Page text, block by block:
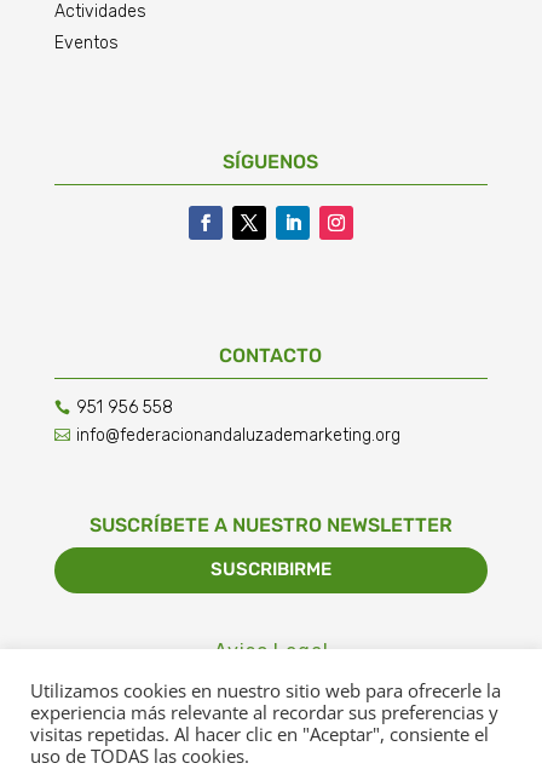
Actividades
Eventos
SÍGUENOS
CONTACTO
 951 956 558
 info@federacionandaluzademarketing.org
SUSCRÍBETE A NUESTRO NEWSLETTER
SUSCRIBIRME
Aviso Legal
Política de Privacidad
Política de Cookies
Utilizamos cookies en nuestro sitio web para ofrecerle la
experiencia más relevante al recordar sus preferencias y
visitas repetidas. Al hacer clic en "Aceptar", consiente el
uso de TODAS las cookies.